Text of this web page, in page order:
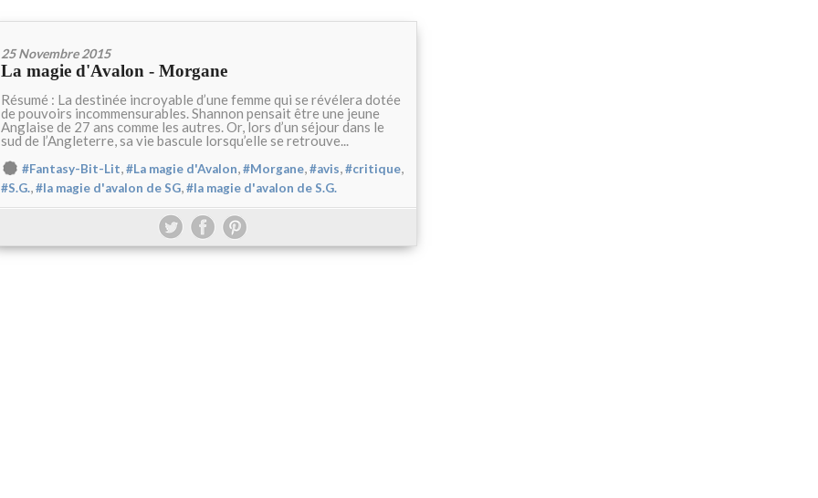
25 Novembre 2015
La magie d'Avalon - Morgane
Résumé : La destinée incroyable d’une femme qui se révélera dotée
de pouvoirs incommensurables. Shannon pensait être une jeune
Anglaise de 27 ans comme les autres. Or, lors d’un séjour dans le
sud de l’Angleterre, sa vie bascule lorsqu’elle se retrouve...
#Fantasy-Bit-Lit,#La magie d'Avalon,#Morgane,#avis,#critique,
#S.G.,#la magie d'avalon de SG,#la magie d'avalon de S.G.